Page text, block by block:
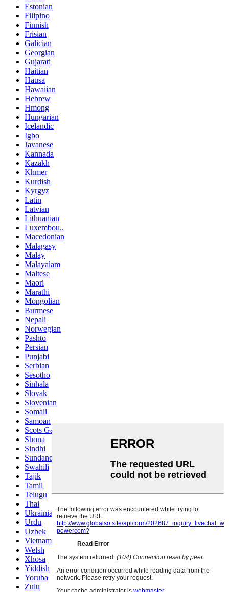
Estonian
Filipino
Finnish
Frisian
Galician
Georgian
Gujarati
Haitian
Hausa
Hawaiian
Hebrew
Hmong
Hungarian
Icelandic
Igbo
Javanese
Kannada
Kazakh
Khmer
Kurdish
Kyrgyz
Latin
Latvian
Lithuanian
Luxembou..
Macedonian
Malagasy
Malay
Malayalam
Maltese
Maori
Marathi
Mongolian
Burmese
Nepali
Norwegian
Pashto
Persian
Punjabi
Serbian
Sesotho
Sinhala
Slovak
Slovenian
Somali
Samoan
Scots Gaelic
Shona
Sindhi
Sundanese
Swahili
Tajik
Tamil
Telugu
Thai
Ukrainian
Urdu
Uzbek
Vietnamese
Welsh
Xhosa
Yiddish
Yoruba
Zulu